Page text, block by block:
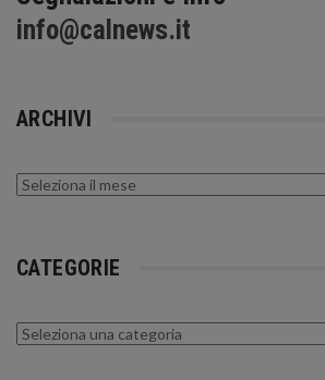
info@calnews.it
ARCHIVI
Archivi
CATEGORIE
Categorie